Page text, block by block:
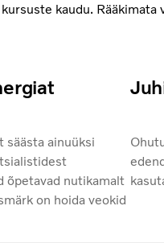
kursuste kaudu.
säästa ainuüksi
nutikamalt
on hoida veokid